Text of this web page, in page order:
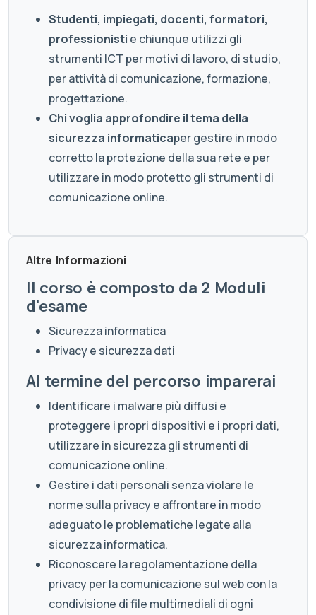
Studenti, impiegati, docenti, formatori,
professionisti e chiunque utilizzi gli
strumenti ICT per motivi di lavoro, di studio,
per attività di comunicazione, formazione,
progettazione.
Chi voglia approfondire il tema della
sicurezza informaticaper gestire in modo
corretto la protezione della sua rete e per
utilizzare in modo protetto gli strumenti di
comunicazione online.
Altre Informazioni
Il corso è composto da 2 Moduli
d'esame
Sicurezza informatica
Privacy e sicurezza dati
Al termine del percorso imparerai
Identificare i malware più diffusi e
proteggere i propri dispositivi e i propri dati,
utilizzare in sicurezza gli strumenti di
comunicazione online.
Gestire i dati personali senza violare le
norme sulla privacy e affrontare in modo
adeguato le problematiche legate alla
sicurezza informatica.
Riconoscere la regolamentazione della
privacy per la comunicazione sul web con la
condivisione di file multimediali di ogni